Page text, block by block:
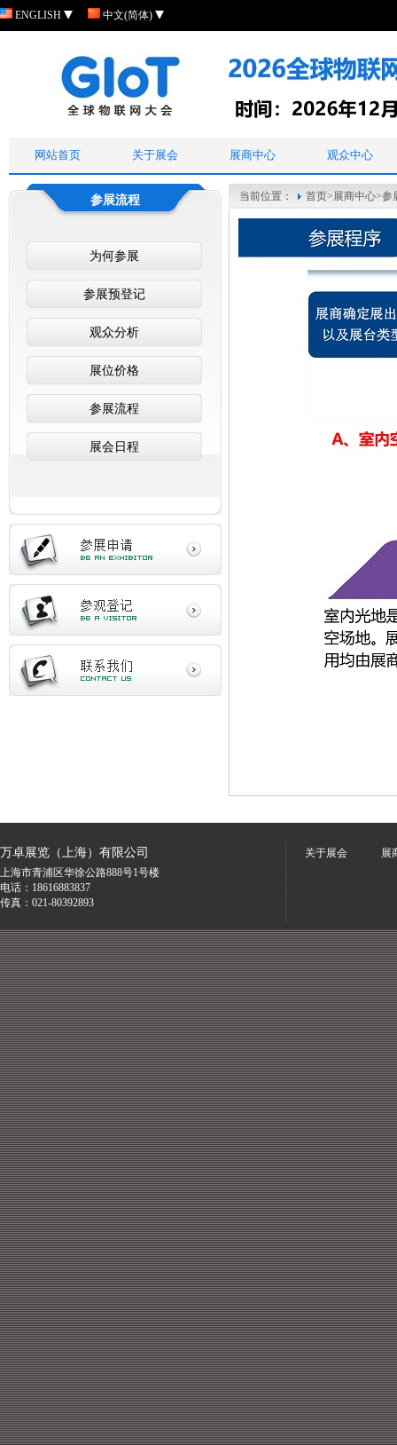
ENGLISH 中文(简体)
网站首页 关于展会 展商中心 观众中心
参展流程
为何参展
参展预登记
观众分析
展位价格
参展流程
展会日程
当前位置： 首页>展商中心>参
万卓展览（上海）有限公司 关于展会
展
上海市青浦区华徐公路888号1号楼
电话：18616883837
传真：021-80392893